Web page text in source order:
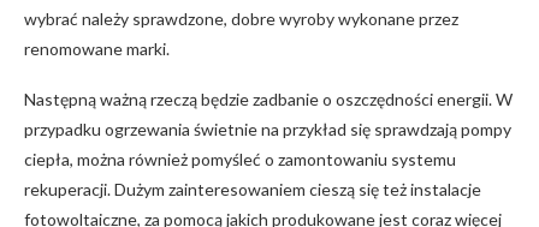
wybrać należy sprawdzone, dobre wyroby wykonane przez
renomowane marki.
Następną ważną rzeczą będzie zadbanie o oszczędności energii. W
przypadku ogrzewania świetnie na przykład się sprawdzają pompy
ciepła, można również pomyśleć o zamontowaniu systemu
rekuperacji. Dużym zainteresowaniem cieszą się też instalacje
fotowoltaiczne, za pomocą jakich produkowane jest coraz więcej